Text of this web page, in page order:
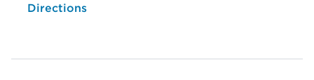
Opens native map application on mobile devices
Directions